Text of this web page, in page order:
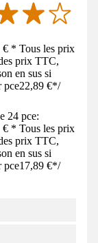
* Tous les prix
prix TTC,
en sus si
pce22,89 €*/
24 pce:
* Tous les prix
prix TTC,
en sus si
pce17,89 €*/